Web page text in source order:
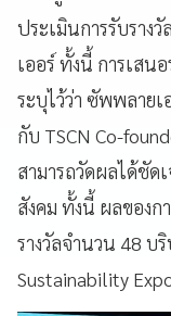
ประเมินการรับราง
เออร์ ทั้งนี้ การเส
ระบุไว้ว่า ซัพพลายเ
กับ TSCN Co-
สามารถวัดผลได้ชั
สังคม ทั้งนี้ ผลของก
รางวัลจำนวน 48 บ
Sustainability